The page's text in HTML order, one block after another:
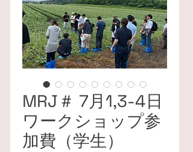
MRJ＃ 7月1,3-4日
ワークショップ参
加費（学生）